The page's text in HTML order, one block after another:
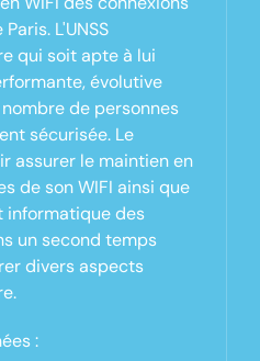
L'UNSS
qui soit apte à lui
évolutive
de personnes
sécurisée. Le
assurer le maintien en
de son WIFI ainsi que
informatique des
un second temps
divers aspects
: